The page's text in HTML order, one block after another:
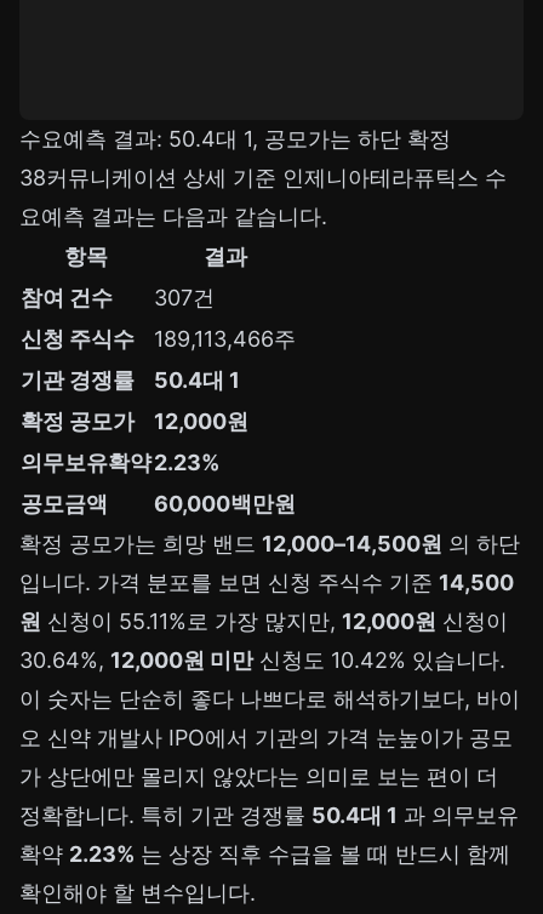
수요예측 결과: 50.4대 1, 공모가는 하단 확정
38커뮤니케이션 상세 기준 인제니아테라퓨틱스 수
요예측 결과는 다음과 같습니다.
항목
결과
참여 건수
307건
신청 주식수
189,113,466주
기관 경쟁률
50.4대 1
확정 공모가
12,000원
의무보유확약2.23%
공모금액
60,000백만원
확정 공모가는 희망 밴드 12,000–14,500원 의 하단
입니다. 가격 분포를 보면 신청 주식수 기준 14,500
원 신청이 55.11%로 가장 많지만, 12,000원 신청이
30.64%, 12,000원 미만신청도 10.42% 있습니다.
이 숫자는 단순히 좋다 나쁘다로 해석하기보다, 바이
오 신약 개발사 IPO에서 기관의 가격 눈높이가 공모
가 상단에만 몰리지 않았다는 의미로 보는 편이 더
정확합니다. 특히 기관 경쟁률 50.4대 1 과 의무보유
확약 2.23% 는 상장 직후 수급을 볼 때 반드시 함께
확인해야 할 변수입니다.